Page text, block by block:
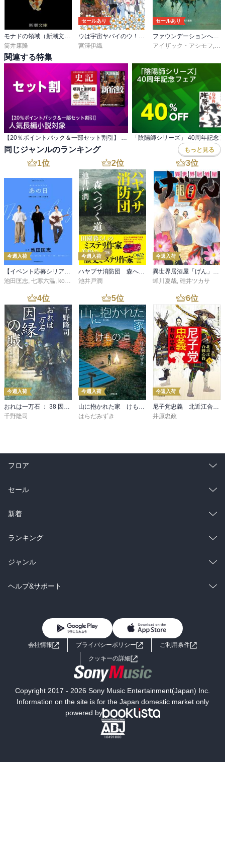
筒井康隆
セールあり
宮澤伊織
セールあり
アイザック・アシモフ
関連する特集
「陰陽師シリーズ」 40周年記念
同じジャンルのランキング もっと見る
1位
今週入荷
【イベント応募シリアルコード付】池田匡志出演・オーディオフォトブック「あの日」SPECIAL EDITION（音声／動画付）
池田匡志, 七寒六温, konoko58 ,村崎キコ
2位
今週入荷
ハヤブサ消防団 森へつづく道
池井戸潤
3位
今週入荷
異世界居酒屋「げん」三杯目
蝉川夏哉, 碓井ツカサ
4位
今週入荷
おれは一万石 ： 38 因縁の賊
千野隆司
5位
今週入荷
山に抱かれた家 けもの道
はらだみずき
6位
今週入荷
尼子党忠義 北近江合戦心得〈八〉
井原忠政
フロア
総合
ラノベ
雑誌・グラビア
BL・TL
セール
総合
ラノベ
雑誌・グラビア
BL・TL
新着
総合
ラノベ
雑誌・グラビア
ランキング
総合
ラノベ
ジャンル
コミック
ライトノベル 男子向けラノベ
小説
海外小説
ミステリー SF
文学
ヘルプ&サポート
よくあるご質問 お問い合わせ
会社情報 プライバシーポリシー
ご利用条件
クッキーの詳細
Copyright 2017 - 2026 Sony Music Entertainment(Japan) Inc.
Information on the site is for the Japan domestic market only
powered by